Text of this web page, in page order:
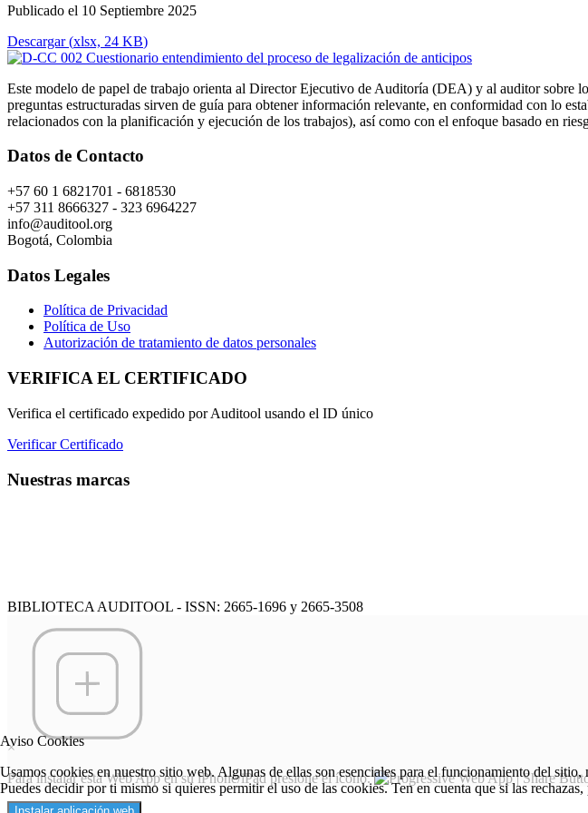
Publicado el 10 Septiembre 2025
Descargar(xlsx, 24 KB)
Este modelo de papel de trabajo orienta al Director Ejecutivo de Auditoría (DEA) y al auditor sobre
preguntas estructuradas sirven de guía para obtener información relevante, en conformidad con lo
relacionados con la planificación y ejecución de los trabajos), así como con el enfoque basado en
Datos de Contacto
+57 60 1 6821701 - 6818530
+57 311 8666327 - 323 6964227
info@auditool.org
Bogotá, Colombia
Datos Legales
Política de Privacidad
Política de Uso
Autorización de tratamiento de datos personales
VERIFICA EL CERTIFICADO
Verifica el certificado expedido por Auditool usando el ID único
Verificar Certificado
Nuestras marcas
BIBLIOTECA AUDITOOL - ISSN: 2665-1696 y 2665-3508
Aviso Cookies
Usamos cookies en nuestro sitio web. Algunas de ellas son esenciales para el funcionamiento del
Puedes decidir por ti mismo si quieres permitir el uso de las cookies. Ten en cuenta que si las
×
Para instalar esta Web App en su iPhone/iPad presione el ícono.